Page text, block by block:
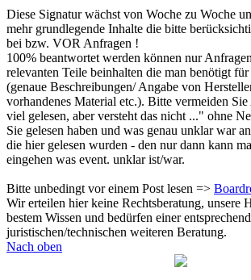
Diese Signatur wächst von Woche zu Woche
mehr grundlegende Inhalte die bitte
bei bzw. VOR Anfragen !
100% beantwortet werden können nur
relevanten Teile beinhalten die man benötigt
(genaue Beschreibungen/ Angabe von
vorhandenes Material etc.). Bitte vermeiden
viel gelesen, aber versteht das nicht ..." ohne
Sie gelesen haben und was genau unklar war
die hier gelesen wurden - den nur dann kann
eingehen was event. unklar ist/war.
Bitte unbedingt vor einem Post lesen =>
Wir erteilen hier keine Rechtsberatung, unsere
bestem Wissen und bedürfen einer
juristischen/technischen weiteren Beratung.
Nach oben